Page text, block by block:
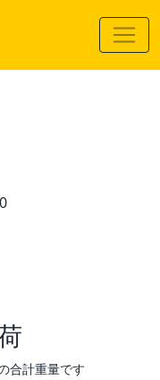
合計重量です